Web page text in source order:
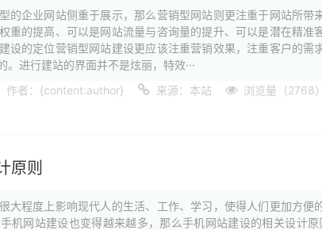
的企业网站侧重于展示，那么营销型网站则更注重于网站所带
重的提高、可以是网站流量与咨询量的提升、可以是潜在精准
设的定位营销型网站建设更应该注重营销效果，注重客户的需
进行建站的界面并不是炫丽，特效···
作者：{content:author} 来源：本站
浏览量（2768）
原则
大程度上影响现代人的生活、工作、学习，使得人们更加方便
机网站建设也变得越来越多，那么手机网站建设的相关设计